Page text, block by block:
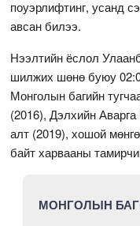
поуэрлифтинг, усанд
авсан билээ.
Нээлтийн ёслол
шилжих шөнө буюу
Монголын багийн
(2016), Дэлхийн
алт (2019), хошой
байт харвааны
МОНГОЛЫН